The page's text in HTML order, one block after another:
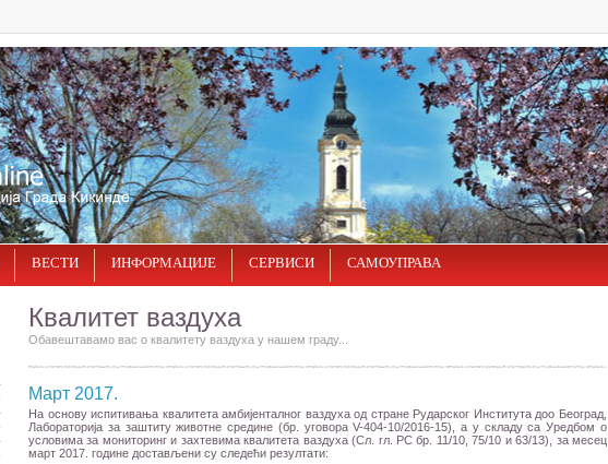
ВЕСТИ ИНФОРМАЦИЈЕ СЕРВИСИ САМОУПРАВА
Квалитет ваздуха
Обавештавамо вас о квалитету ваздуха у нашем граду...
Март 2017.
На основу испитивања квалитета амбијенталног ваздуха од стране Рударског Института доо Београд,
Лабораторија за заштиту животне средине (бр. уговора V-404-10/2016-15), а у складу са Уредбом о
условима за мониторинг и захтевима квалитета ваздуха (Сл. гл. РС бр. 11/10, 75/10 и 63/13), за месец
март 2017. године достављени су следећи резултати: